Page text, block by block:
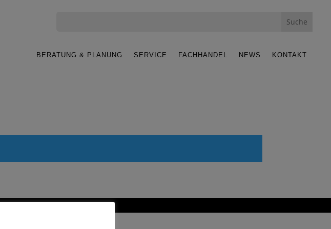
BERATUNG & PLANUNG SERVICE FACHHANDEL NEWS KONTAKT